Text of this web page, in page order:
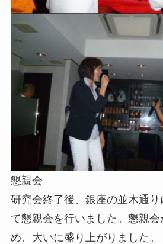
懇親会
研究会終了後、銀座の並木通
て懇親会を行いました。懇親
め、大いに盛り上がりました。